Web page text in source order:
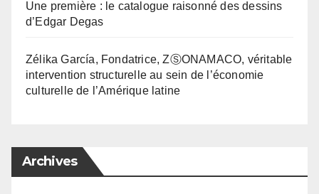
Une première : le catalogue raisonné des dessins
d’Edgar Degas
Zélika García, Fondatrice, ZⓈONAMACO, véritable
intervention structurelle au sein de l’économie
culturelle de l’Amérique latine
Archives